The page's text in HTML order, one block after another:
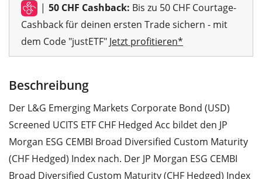
| 50 CHF Cashback: Bis zu 50 CHF Courtage-
Cashback für deinen ersten Trade sichern - mit
dem Code "justETF" Jetzt profitieren*
Beschreibung
Der L&G Emerging Markets Corporate Bond (USD)
Screened UCITS ETF CHF Hedged Acc bildet den JP
Morgan ESG CEMBI Broad Diversified Custom Maturity
(CHF Hedged) Index nach. Der JP Morgan ESG CEMBI
Broad Diversified Custom Maturity (CHF Hedged) Index